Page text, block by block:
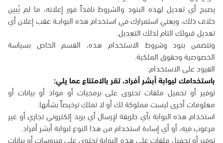
يصبح أي تعديل لهذه البنود والشروط نافذاً فور إعلانه، ما لم يُبين
خلاف ذلك، ويعني استمرارك في استخدام هذه البوابــة عقب إعلان أي
تعديل قبولك التام لذلك التعديل.
وتتضمن بنود وشروط الاستخدام هذه، القسم الخاص بسياسة
الخصوصية وحقوق الملكية.
القيود على الاستخدام:
باستخدامك لبوابة أبشر أفراد، تقر بالامتناع عما يلي:
توفير أو تحميل ملفات تحتوى على برمجيات أو مواد أو بيانات أو
معلومات أخرى ليست مملوكة لك أو لا تملك ترخيصاً بشأنها.
استخدام هذه البوابة بأي طريقة لإرسال أي بريد إلكتروني تجاري أو غير
مرغوب فيه، أو أي إساءة استخدام من هذا النوع لبوابة أبشر أفراد.
توفير أو تحميل ملفات على هذه البوابة تحتوى على فيروسات أو بيانات